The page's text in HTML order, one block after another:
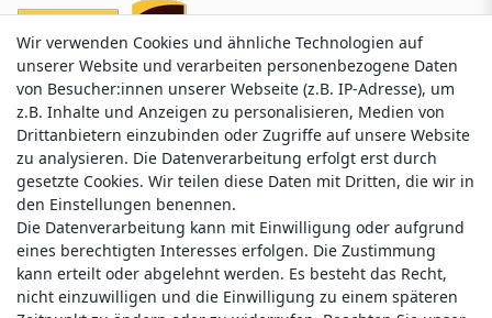
Service & Kontakt
Wünschen Sie einen Rückruf?
service@nawajo.de
Wir verwenden Cookies und ähnliche Technologien auf
unserer Website und verarbeiten personenbezogene Daten
von Besucher:innen unserer Webseite (z.B. IP-Adresse), um
z.B. Inhalte und Anzeigen zu personalisieren, Medien von
Drittanbietern einzubinden oder Zugriffe auf unsere Website
zu analysieren. Die Datenverarbeitung erfolgt erst durch
gesetzte Cookies. Wir teilen diese Daten mit Dritten, die wir in
den Einstellungen benennen.
Die Datenverarbeitung kann mit Einwilligung oder aufgrund
eines berechtigten Interesses erfolgen. Die Zustimmung
kann erteilt oder abgelehnt werden. Es besteht das Recht,
nicht einzuwilligen und die Einwilligung zu einem späteren
Wir verwenden Cookies und ähnliche Technologien auf
unserer Website und verarbeiten personenbezogene Daten
von Besucher:innen unserer Webseite (z.B. IP-Adresse), um
z.B. Inhalte und Anzeigen zu personalisieren, Medien von
Drittanbietern einzubinden oder Zugriffe auf unsere Website
zu analysieren. Die Datenverarbeitung erfolgt erst durch
gesetzte Cookies. Wir teilen diese Daten mit Dritten, die wir in
den Einstellungen benennen.
Die Datenverarbeitung kann mit Einwilligung oder aufgrund
eines berechtigten Interesses erfolgen. Die Zustimmung
kann erteilt oder abgelehnt werden. Es besteht das Recht,
nicht einzuwilligen und die Einwilligung zu einem späteren